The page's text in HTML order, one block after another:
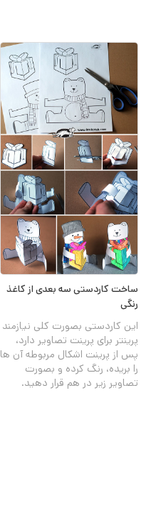
ساخت کاردستی سه بعدی از کاغذ
رنگی
این کاردستی بصورت کلی نیازمند
پرینتر برای پرینت تصاویر دارد،
پس از پرینت اشکال مربوطه آن ها
را بریده، رنگ کرده و بصورت
تصاویر زیر در هم قرار دهید.